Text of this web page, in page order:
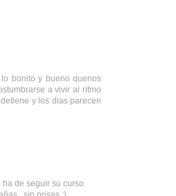
bonito y bueno quenos
a vivir al ritmo
y los dias parecen
de seguir su curso